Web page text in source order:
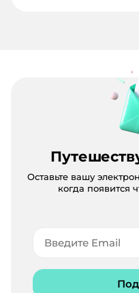
Оставьте вашу
когда появится